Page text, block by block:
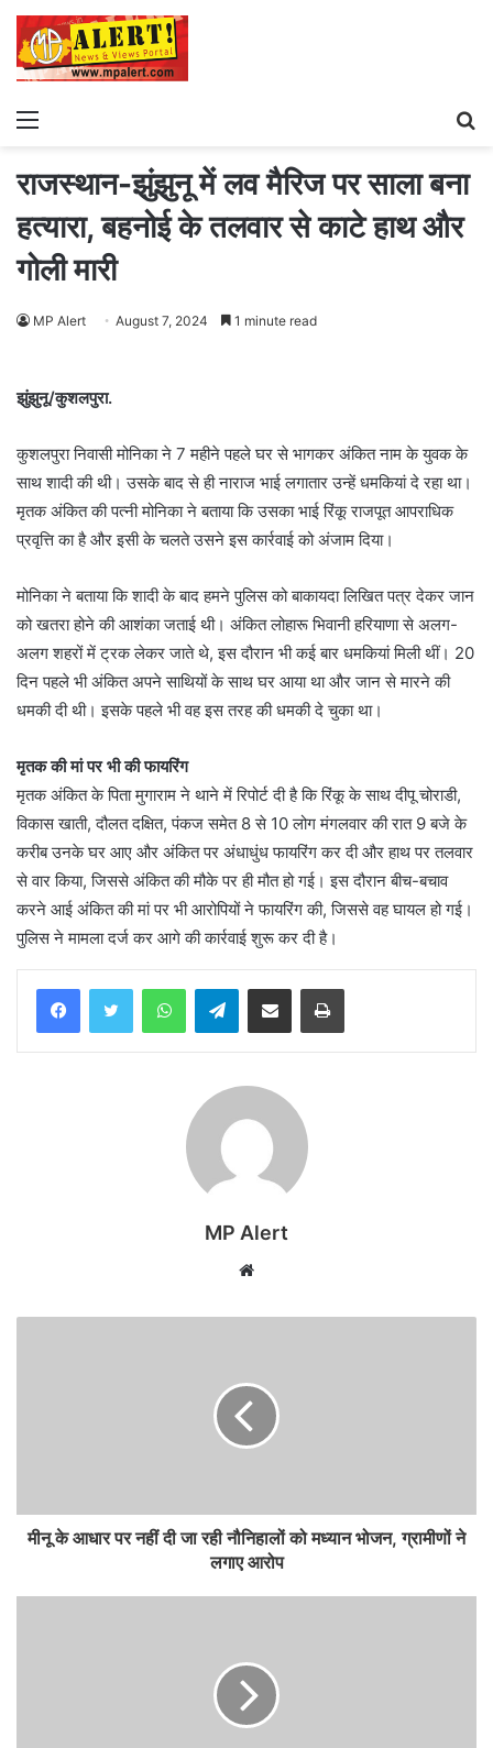
Menu
राजस्थान-झुंझुनू में लव मैरिज पर साला बना
हत्यारा, बहनोई के तलवार से काटे हाथ और
गोली मारी
MP Alert August 7, 2024 1 minute read
झुंझुनू/कुशलपुरा.
कुशलपुरा निवासी मोनिका ने 7 महीने पहले घर से भागकर अंकित नाम के युवक के
साथ शादी की थी। उसके बाद से ही नाराज भाई लगातार उन्हें धमकियां दे रहा था।
मृतक अंकित की पत्नी मोनिका ने बताया कि उसका भाई रिंकू राजपूत आपराधिक
प्रवृत्ति का है और इसी के चलते उसने इस कार्रवाई को अंजाम दिया।
मोनिका ने बताया कि शादी के बाद हमने पुलिस को बाकायदा लिखित पत्र देकर जान
को खतरा होने की आशंका जताई थी। अंकित लोहारू भिवानी हरियाणा से अलग-
अलग शहरों में ट्रक लेकर जाते थे, इस दौरान भी कई बार धमकियां मिली थीं। 20
दिन पहले भी अंकित अपने साथियों के साथ घर आया था और जान से मारने की
धमकी दी थी। इसके पहले भी वह इस तरह की धमकी दे चुका था।
मृतक की मां पर भी की फायरिंग
मृतक अंकित के पिता मुगाराम ने थाने में रिपोर्ट दी है कि रिंकू के साथ दीपू चोराडी,
विकास खाती, दौलत दक्षित, पंकज समेत 8 से 10 लोग मंगलवार की रात 9 बजे के
करीब उनके घर आए और अंकित पर अंधाधुंध फायरिंग कर दी और हाथ पर तलवार
से वार किया, जिससे अंकित की मौके पर ही मौत हो गई। इस दौरान बीच-बचाव
करने आई अंकित की मां पर भी आरोपियों ने फायरिंग की, जिससे वह घायल हो गई।
पुलिस ने मामला दर्ज कर आगे की कार्रवाई शुरू कर दी है।
WhatsAppTelegramShare via Email Print
MP Alert
Website
मीनू के आधार पर नहीं दी जा रही नौनिहालों को मध्यान भोजन, ग्रामीणों ने
लगाए आरोप